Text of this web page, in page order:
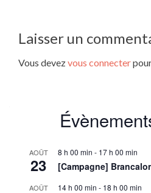
Laisser un
Vous devezvous connecter
AOÛT
23
8 h 00 min - 17 h 00 min
[Campagne]
AOÛT 14 h 00 min - 18 h 00 min